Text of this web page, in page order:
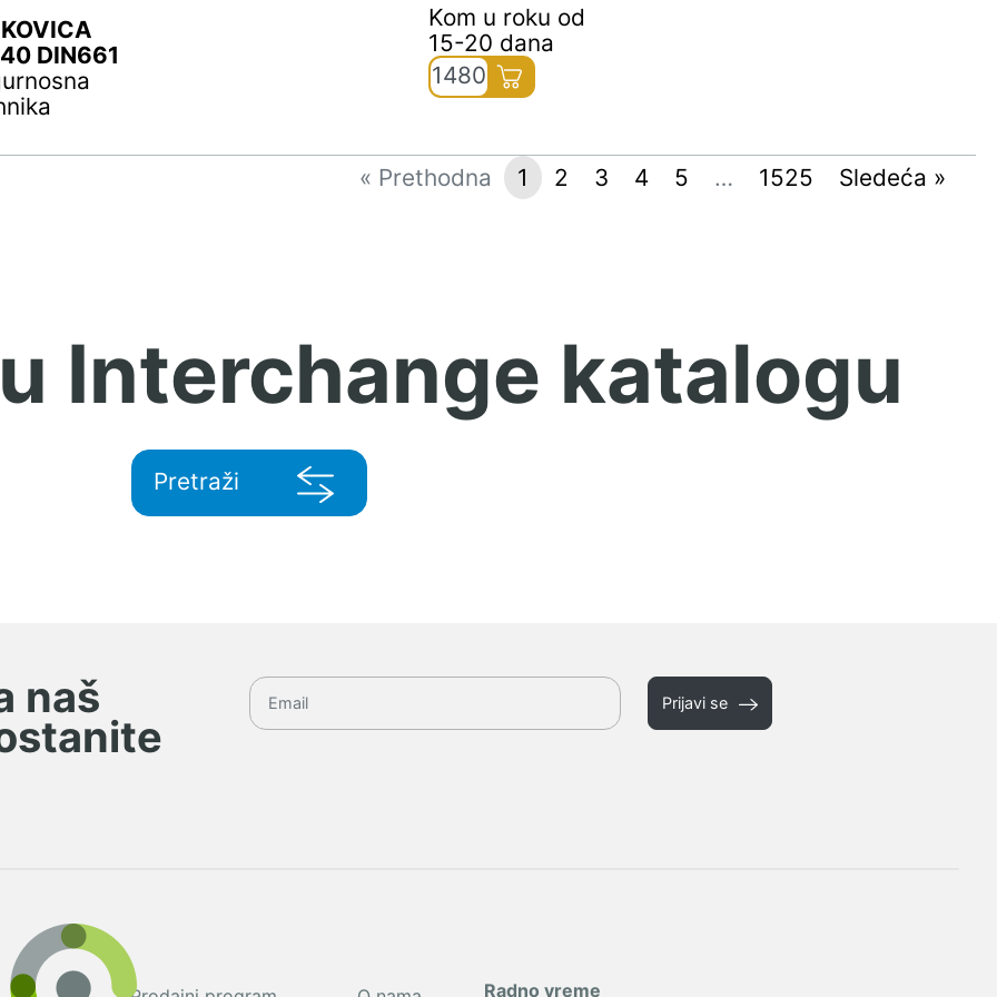
DIN661
Kom u roku od
15-20 dana
1480
« Prethodna 1 2 3 4 5 … 1525 Sledeća »
Interchange katalogu
Pretraži
naš Prijavi se
Radno vreme